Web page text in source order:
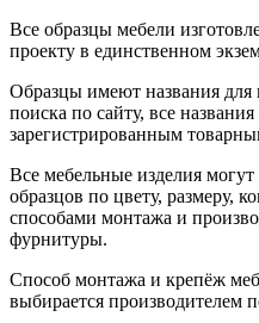
Все образцы мебели
проекту в единственном
Образцы имеют названия для
поиска по сайту, все
зарегистрированным
Все мебельные изделия
образцов по цвету, размеру,
способами монтажа и
фурнитуры.
Способ монтажа и крепёж
выбирается производителем